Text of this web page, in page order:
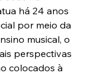
há 24 anos
por meio da
musical, o
perspectivas
colocados à